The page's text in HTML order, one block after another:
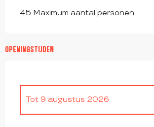
45 Maximum aantal personen
OPENINGSTIJDEN
Tot 9 augustus 2026